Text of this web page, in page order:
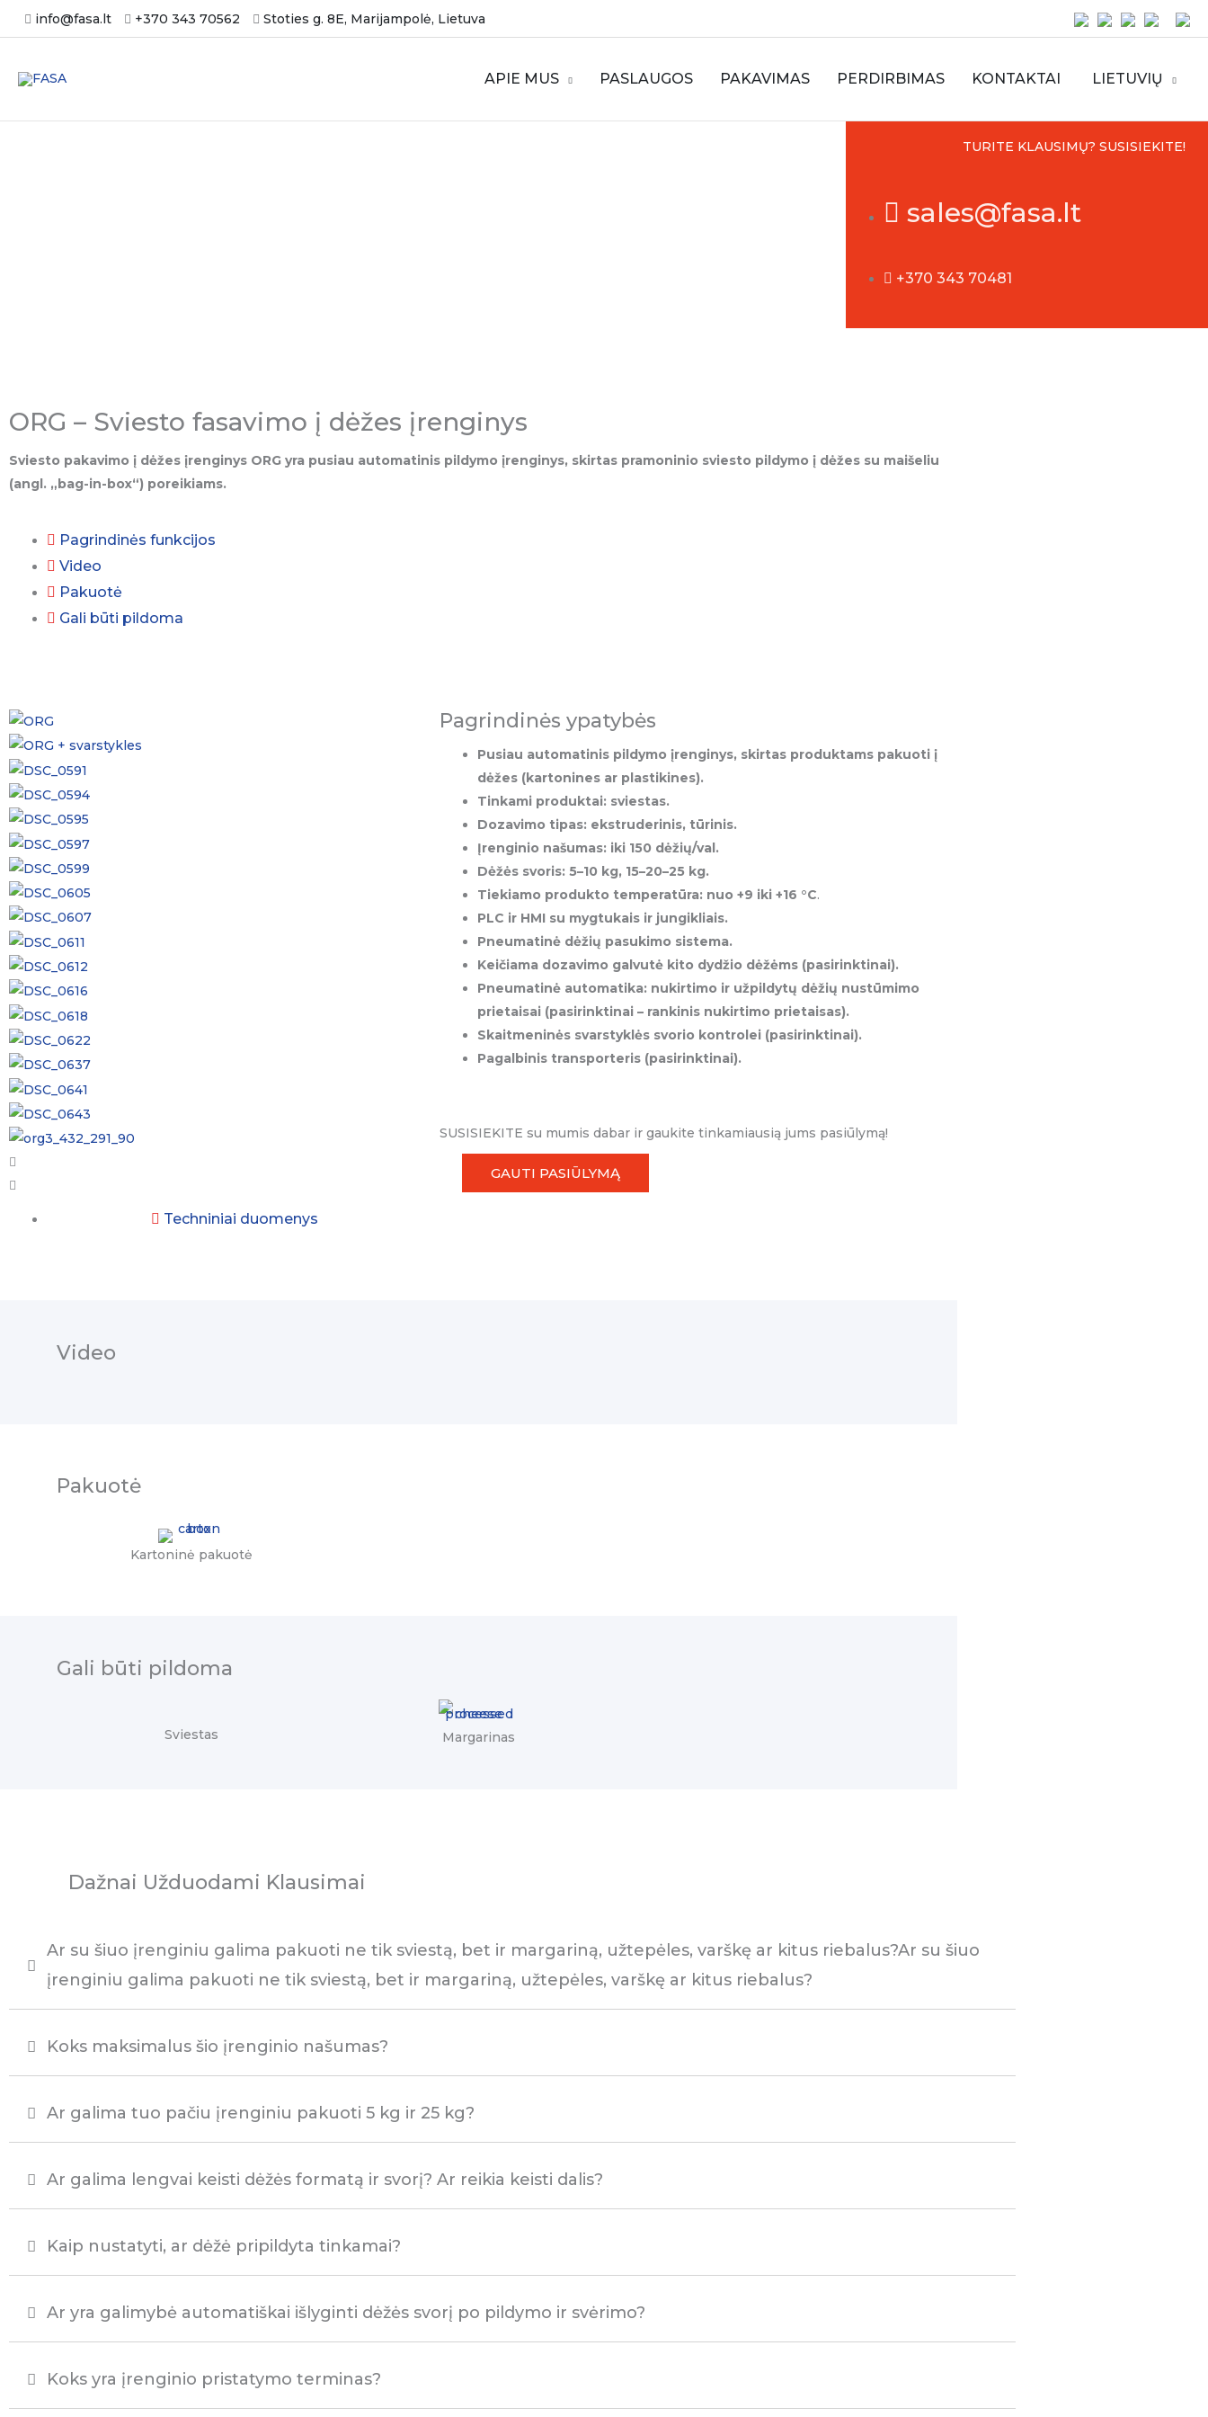
Pereiti
prie
info@fasa.lt +370 343 70562 Stoties g. 8E, Marijampolė, Lietuva
APIE MUS PASLAUGOS PAKAVIMAS PERDIRBIMAS KONTAKTAI LIETUVIŲ
TURITE KLAUSIMŲ? SUSISIEKITE!
sales@fasa.lt
+370 343 70481
ORG – Sviesto fasavimo į dėžes įrenginys
Sviesto pakavimo į dėžes įrenginys ORG yra pusiau automatinis pildymo įrenginys, skirtas pramoninio sviesto pildymo į dėžes su maišeliu
(angl. „bag-in-box“) poreikiams.
Pagrindinės funkcijos
Video
Pakuotė
Gali būti pildoma
Techniniai duomenys
Pagrindinės ypatybės
Pusiau automatinis pildymo įrenginys, skirtas produktams pakuoti į
dėžes (kartonines ar plastikines).
Tinkami produktai: sviestas.
Dozavimo tipas: ekstruderinis, tūrinis.
Įrenginio našumas: iki 150 dėžių/val.
Dėžės svoris: 5–10 kg, 15–20–25 kg.
Tiekiamo produkto temperatūra: nuo +9 iki +16 °C.
PLC ir HMI su mygtukais ir jungikliais.
Pneumatinė dėžių pasukimo sistema.
Keičiama dozavimo galvutė kito dydžio dėžėms (pasirinktinai).
Pneumatinė automatika: nukirtimo ir užpildytų dėžių nustūmimo
prietaisai (pasirinktinai – rankinis nukirtimo prietaisas).
Skaitmeninės svarstyklės svorio kontrolei (pasirinktinai).
Pagalbinis transporteris (pasirinktinai).
SUSISIEKITE su mumis dabar ir gaukite tinkamiausią jums pasiūlymą!
GAUTI PASIŪLYMĄ
Video
Pakuotė
Kartoninė pakuotė
Gali būti pildoma
Sviestas Margarinas
Dažnai Užduodami Klausimai
Ar su šiuo įrenginiu galima pakuoti ne tik sviestą, bet ir margariną, užtepėles, varškę ar kitus riebalus?Ar su šiuo
įrenginiu galima pakuoti ne tik sviestą, bet ir margariną, užtepėles, varškę ar kitus riebalus?
Koks maksimalus šio įrenginio našumas?
Ar galima tuo pačiu įrenginiu pakuoti 5 kg ir 25 kg?
Ar galima lengvai keisti dėžės formatą ir svorį? Ar reikia keisti dalis?
Kaip nustatyti, ar dėžė pripildyta tinkamai?
Ar yra galimybė automatiškai išlyginti dėžės svorį po pildymo ir svėrimo?
Koks yra įrenginio pristatymo terminas?